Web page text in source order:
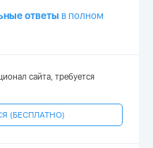
ответы в полном
сайта, требуется
(БЕСПЛАТНО)